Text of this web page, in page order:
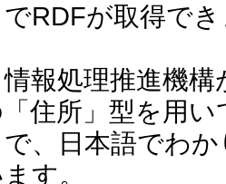
RDFが取得で
報処理推進機
住所」型を用
、日本語でわ
す。